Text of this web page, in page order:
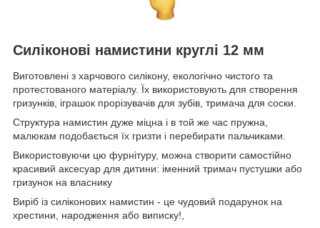
Силіконові намистини круглі 12 мм
Виготовлені з харчового силікону, екологічно чистого та
протестованого матеріалу. Їх використовують для створення
гризунків, іграшок прорізувачів для зубів, тримача для соски.
Структура намистин дуже міцна і в той же час пружна,
малюкам подобається їх гризти і перебирати пальчиками.
Використовуючи цю фурнітуру, можна створити самостійно
красивий аксесуар для дитини: іменний тримач пустушки або
гризунок на власнику
Виріб із силіконових намистин - це чудовий подарунок на
хрестини, народження або виписку!,